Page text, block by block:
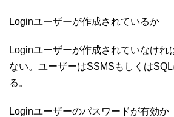
Loginユーザーが作成されているか
Loginユーザーが作成されていなけれ
ない。ユーザーはSSMSもしくは
る。
Loginユーザーのパスワードが有効か